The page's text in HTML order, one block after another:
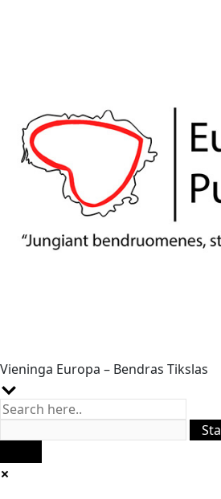
Vieninga Europa – Bendras Tikslas